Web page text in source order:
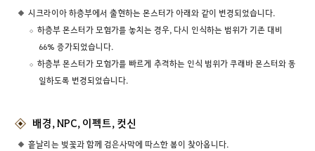
시크라이아 하층부에서 출현하는 몬스터가 아래와 같이 변경되었습니다.
하층부 몬스터가 모험가를 놓치는 경우, 다시 인식하는 범위가 기존 대비
66% 증가되었습니다.
하층부 몬스터가 모험가를 빠르게 추격하는 인식 범위가 쿠래바 몬스터와 동
일하도록 변경되었습니다.
배경, NPC, 이펙트, 컷신
흩날리는 벚꽃과 함께 검은사막에 따스한 봄이 찾아옵니다.